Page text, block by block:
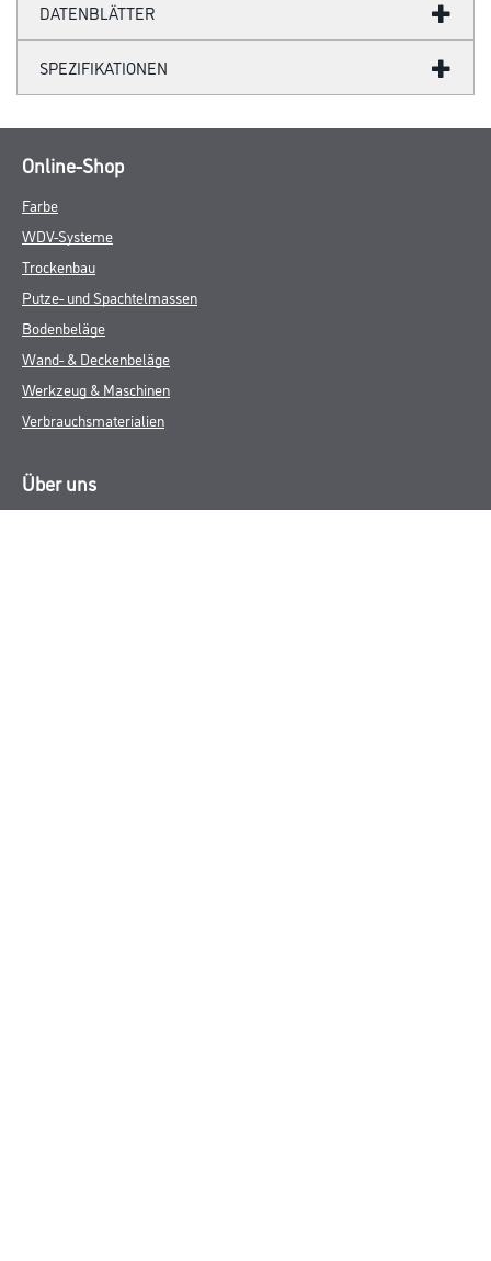
DATENBLÄTTER
SPEZIFIKATIONEN
Online-Shop
Farbe
WDV-Systeme
Trockenbau
Putze- und Spachtelmassen
Bodenbeläge
Wand- & Deckenbeläge
Werkzeug & Maschinen
Verbrauchsmaterialien
Über uns